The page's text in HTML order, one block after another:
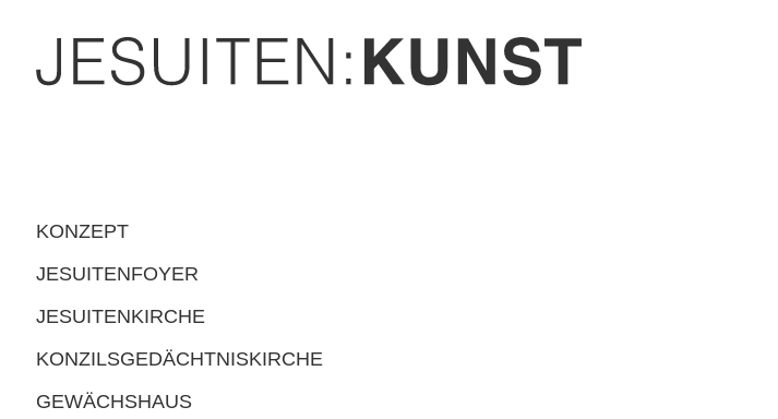
KONZEPT
JESUITENFOYER
JESUITENKIRCHE
KONZILSGEDÄCHTNISKIRCHE
GEWÄCHSHAUS